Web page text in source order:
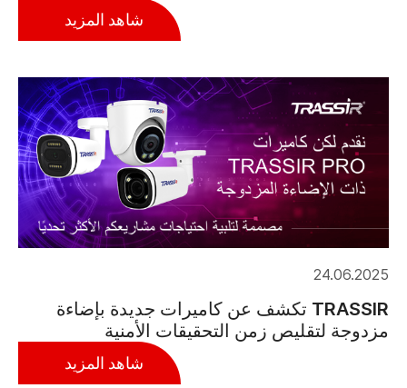
شاهد المزيد
24.06.2025
TRASSIR تكشف عن كاميرات جديدة بإضاءة
مزدوجة لتقليص زمن التحقيقات الأمنية
شاهد المزيد